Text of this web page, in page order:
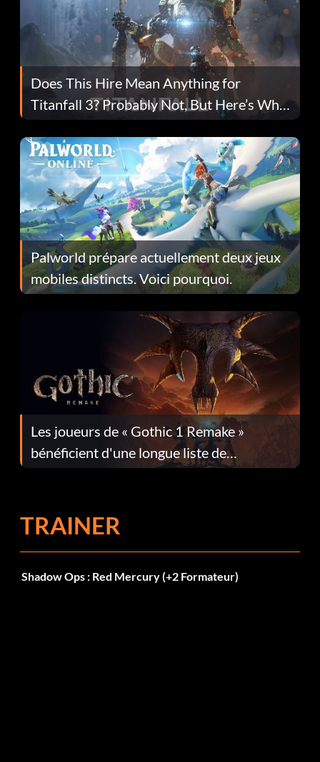
Does This Hire Mean Anything for
Titanfall 3? Probably Not, But Here’s Why
Fans Are Hopeful
Palworld prépare actuellement deux jeux
mobiles distincts. Voici pourquoi.
Les joueurs de « Gothic 1 Remake »
bénéficient d'une longue liste de
corrections dans la mise à jour 1.0.4
TRAINER
Shadow Ops : Red Mercury (+2 Formateur)